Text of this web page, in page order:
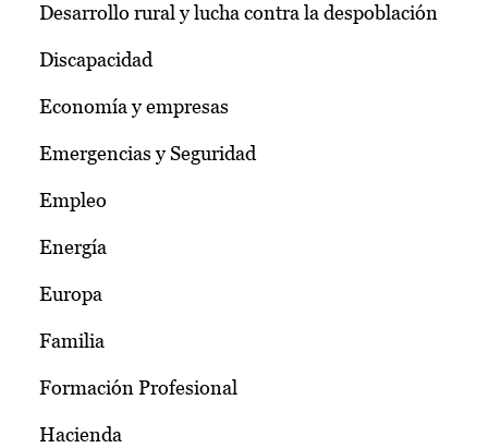
Desarrollo rural y lucha contra la despoblación
Discapacidad
Economía y empresas
Emergencias y Seguridad
Empleo
Energía
Europa
Familia
Formación Profesional
Hacienda